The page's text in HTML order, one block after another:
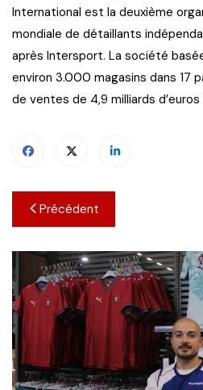
International est la deuxième
mondiale de détaillants
après Intersport. La société
environ 3.000 magasins dans 17
de ventes de 4,9 milliards
Navigation
de
l’article
Précédent